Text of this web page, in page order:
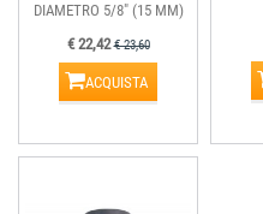
DIAMETRO 5/8" (15 MM)
€ 22,42€ 23,60
ACQUISTA